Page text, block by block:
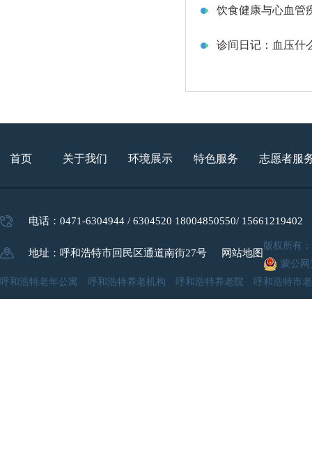
饮食健康与心血管
诊间日记：血压什
首页 关于我们 环境展示 特色服务 志愿者服
电话：0471-6304944 / 6304520 18004850550/ 15661219402
地址：呼和浩特市回民区通道南街27号 网站地图
版权所有
蒙公网
呼和浩特老年公寓 呼和浩特养老机构 呼和浩特养老院 呼和浩特市